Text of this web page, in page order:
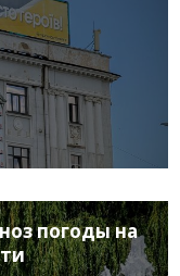
погоды на